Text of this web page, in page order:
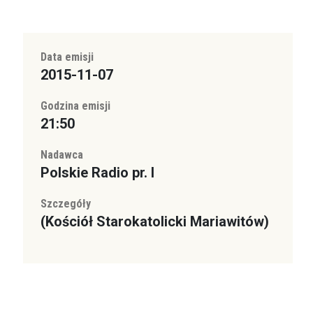
Data emisji
2015-11-07
Godzina emisji
21:50
Nadawca
Polskie Radio pr. I
Szczegóły
(Kościół Starokatolicki Mariawitów)